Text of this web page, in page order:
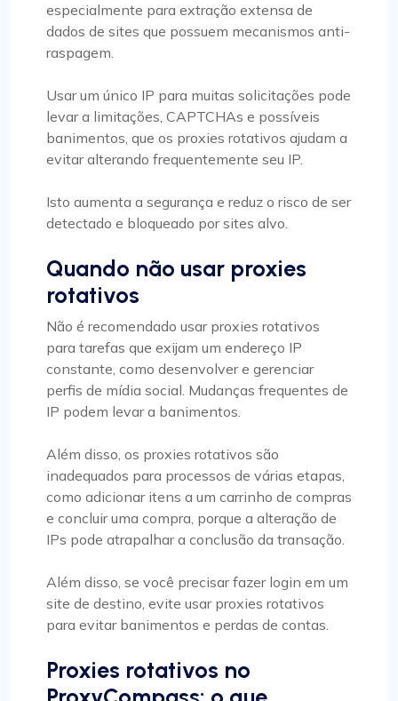
especialmente para extração extensa de
dados de sites que possuem mecanismos anti-
raspagem.
Usar um único IP para muitas solicitações pode
levar a limitações, CAPTCHAs e possíveis
banimentos, que os proxies rotativos ajudam a
evitar alterando frequentemente seu IP.
Isto aumenta a segurança e reduz o risco de ser
detectado e bloqueado por sites alvo.
Quando não usar proxies
rotativos
Não é recomendado usar proxies rotativos
para tarefas que exijam um endereço IP
constante, como desenvolver e gerenciar
perfis de mídia social. Mudanças frequentes de
IP podem levar a banimentos.
Além disso, os proxies rotativos são
inadequados para processos de várias etapas,
como adicionar itens a um carrinho de compras
e concluir uma compra, porque a alteração de
IPs pode atrapalhar a conclusão da transação.
Além disso, se você precisar fazer login em um
site de destino, evite usar proxies rotativos
para evitar banimentos e perdas de contas.
Proxies rotativos no